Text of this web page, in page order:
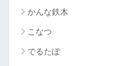
かんな鉄木
こなつ
でるたぽ